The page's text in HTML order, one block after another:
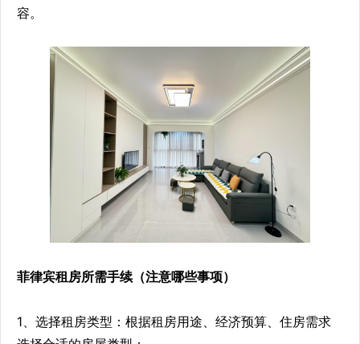
容。
菲律宾租房所需手续（注意哪些事项）
1、选择租房类型：根据租房用途、经济预算、住房需求